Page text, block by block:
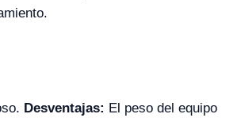
Desventajas: El peso del equipo